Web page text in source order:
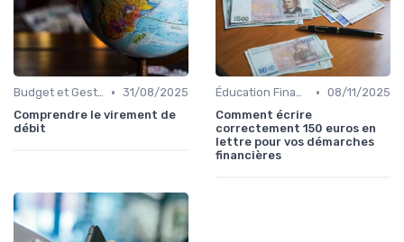
Budget et Gestion des Finances Personnelles • 31/08/2025
Comprendre le virement de
débit
Éducation Financière • 08/11/2025
Comment écrire
correctement 150 euros en
lettre pour vos démarches
financières